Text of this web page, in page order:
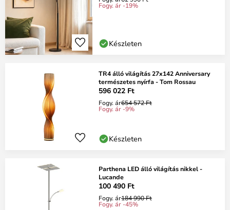
Fogy. ár -19%
Készleten
TR4 álló világítás 27x142 Anniversary
természetes nyírfa - Tom Rossau
596 022 Ft
Fogy. ár654 572 Ft
Fogy. ár -9%
Készleten
Parthena LED álló világítás nikkel -
Lucande
100 490 Ft
Fogy. ár184 990 Ft
Fogy. ár -45%